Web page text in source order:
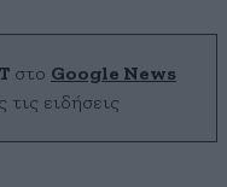
στο Google News
ειδήσεις